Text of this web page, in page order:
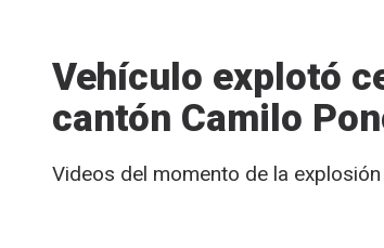
Vehículo explotó
cantón Camilo
Videos del momento de la